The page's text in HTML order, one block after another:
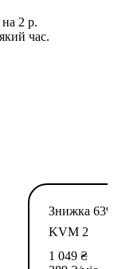
2 р.
час.
Знижка
KVM 2
1 049 ₴